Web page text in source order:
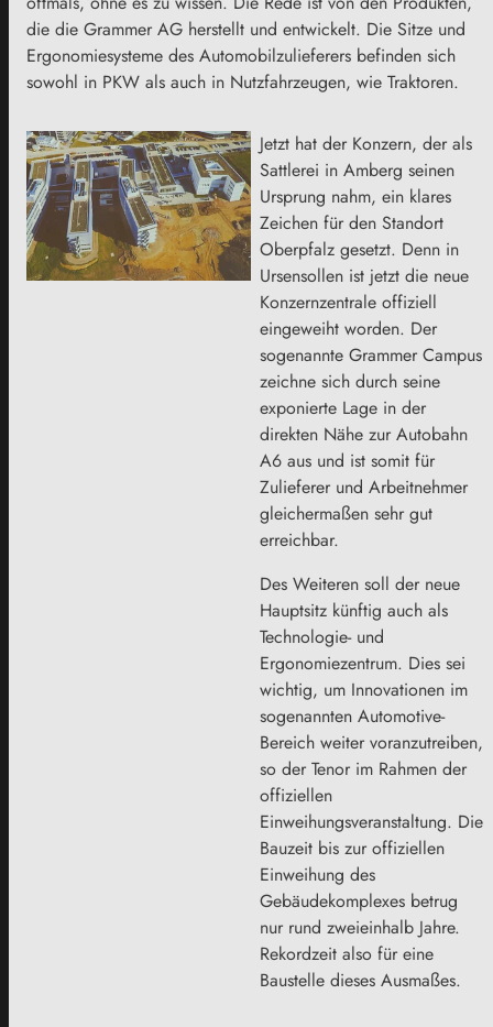
die die Grammer AG herstellt und entwickelt. Die Sitze und
Ergonomiesysteme des Automobilzulieferers befinden sich
sowohl in PKW als auch in Nutzfahrzeugen, wie Traktoren.
Jetzt hat der Konzern, der als
Sattlerei in Amberg seinen
Ursprung nahm, ein klares
Zeichen für den Standort
Oberpfalz gesetzt. Denn in
Ursensollen ist jetzt die neue
Konzernzentrale offiziell
eingeweiht worden. Der
sogenannte Grammer Campus
zeichne sich durch seine
exponierte Lage in der
direkten Nähe zur Autobahn
A6 aus und ist somit für
Zulieferer und Arbeitnehmer
gleichermaßen sehr gut
erreichbar.
Des Weiteren soll der neue
Hauptsitz künftig auch als
Technologie- und
Ergonomiezentrum. Dies sei
wichtig, um Innovationen im
sogenannten Automotive-
Bereich weiter voranzutreiben,
so der Tenor im Rahmen der
offiziellen
Einweihungsveranstaltung. Die
Bauzeit bis zur offiziellen
Einweihung des
Gebäudekomplexes betrug
nur rund zweieinhalb Jahre.
Rekordzeit also für eine
Baustelle dieses Ausmaßes.